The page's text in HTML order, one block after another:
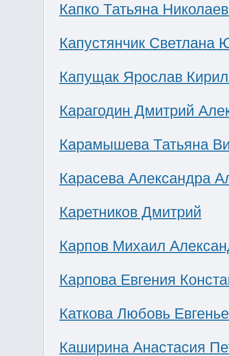
Капко Татьяна
Капустянчик Светлана
Капущак Ярослав
Карагодин Дмитрий
Карамышева Татьяна
Карасева Александра
Каретников Дмитрий
Карпов Михаил
Карпова Евгения
Каткова Любовь
Каширина Анастасия